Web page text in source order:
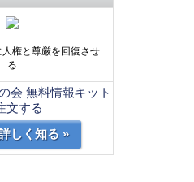
権と尊厳を回復させ
る
会 無料情報キット
文する
しく知る »